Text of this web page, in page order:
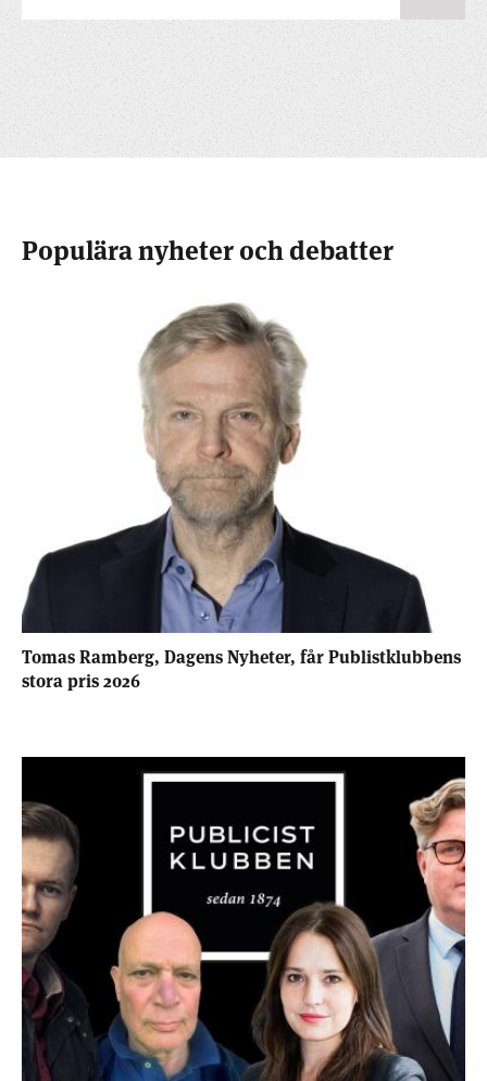
Populära nyheter och debatter
Tomas Ramberg, Dagens Nyheter, får Publistklubbens
stora pris 2026